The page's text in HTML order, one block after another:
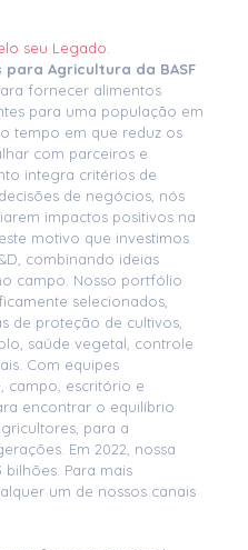
seu Legado
para Agricultura da BASF
fornecer alimentos
para uma população em
tempo em que reduz os
com parceiros e
integra critérios de
de negócios, nós
impactos positivos na
motivo que investimos
combinando ideias
campo. Nosso portfólio
selecionados,
de proteção de cultivos,
saúde vegetal, controle
Com equipes
campo, escritório e
encontrar o equilíbrio
para a
Em 2022, nossa
bilhões. Para mais
um de nossos canais